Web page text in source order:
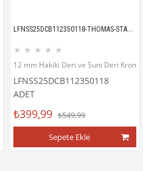
mıknatıs kapama bileklik
LFNSS25DCB112350118-THOMAS-STANDART
★ ★ ★ ★ ★
12 mm Hakiki Deri ve Suni Deri Krom
LFNSS25DCB112350118
ADET
₺399,99 ₺549,99
Sepete Ekle